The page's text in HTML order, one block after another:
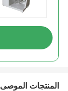
المنتجات الموصى